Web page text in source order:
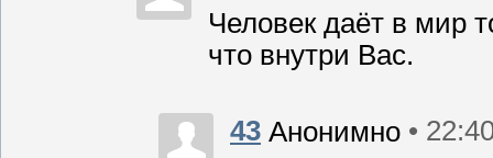
Человек даёт в мир
что внутри Вас.
43 Анонимно •